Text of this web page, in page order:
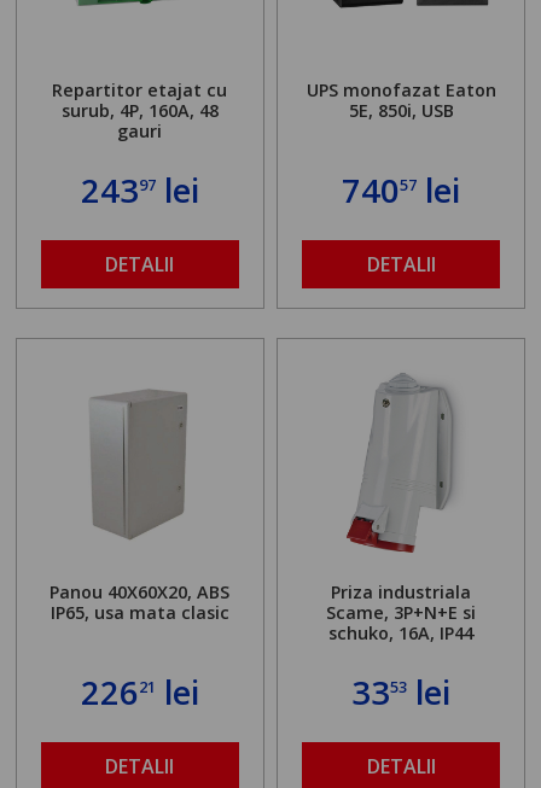
Repartitor etajat cu
surub, 4P, 160A, 48
gauri
24397lei
DETALII
UPS monofazat Eaton
5E, 850i, USB
74057 lei
DETALII
Panou 40X60X20, ABS
IP65, usa mata clasic
22621 lei
DETALII
Priza industriala
Scame, 3P+N+E si
schuko, 16A, IP44
3353 lei
DETALII